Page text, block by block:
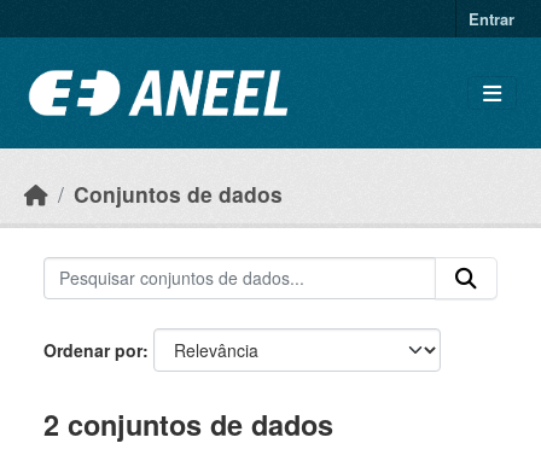
Entrar
Conjuntos de dados
Ordenar por
2 conjuntos de dados